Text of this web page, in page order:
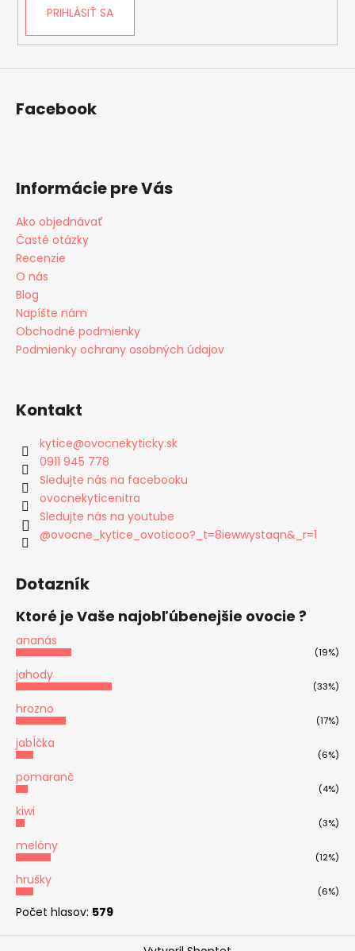
PRIHLÁSIŤ SA
Facebook
Informácie pre Vás
Ako objednávať
Časté otázky
Recenzie
O nás
Blog
Napíšte nám
Obchodné podmienky
Podmienky ochrany osobných údajov
Kontakt
kytice@ovocnekyticky.sk
0911 945 778
Sledujte nás na facebooku
ovocnekyticenitra
Sledujte nás na youtube
@ovocne_kytice_ovoticoo?_t=8iewwystaqn&_r=1
Dotazník
Ktoré je Vaše najobľúbenejšie ovocie ?
ananás
(19%)
jahody
(33%)
hrozno
(17%)
jabĺčka
(6%)
pomaranč
(4%)
kiwi
(3%)
melóny
(12%)
hrušky
(6%)
Počet hlasov: 579